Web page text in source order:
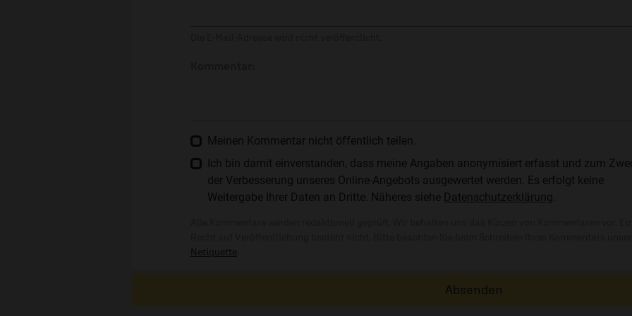
Meinen Kommentar nicht öffentlich teilen.
Ich bin damit einverstanden, dass meine Angaben anonymisiert erfasst und zum
der Verbesserung unseres Online-Angebots ausgewertet werden. Es erfolgt keine
Weitergabe Ihrer Daten an Dritte. Näheres siehe Datenschutzerklärung
Netiquette
Absenden